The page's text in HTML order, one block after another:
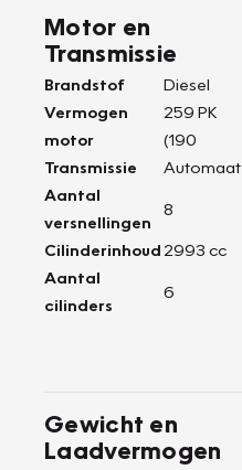
Motor en
Transmissie
Brandstof
Diesel
Vermogen
motor
259 PK
(190
Transmissie
Automaat
Aantal
versnellingen
8
Cilinderinhoud 2993 cc
Aantal
cilinders
6
Gewicht en
Laadvermogen